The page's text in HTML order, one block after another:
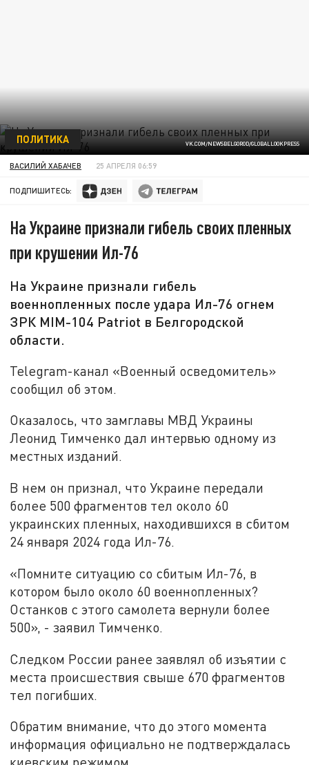
VK.COM/NEWSBELGOROD/GLOBALLOOKPRESS
ПОЛИТИКА
ВАСИЛИЙ ХАБАЧЕВ 25 АПРЕЛЯ 06:59
ПОДПИШИТЕСЬ:
На Украине признали гибель своих пленных
при крушении Ил-76
На Украине признали гибель
военнопленных после удара Ил-76 огнем
ЗРК MIM-104 Patriot в Белгородской
области.
Telegram-канал «Военный осведомитель»
сообщил об этом.
Оказалось, что замглавы МВД Украины
Леонид Тимченко дал интервью одному из
местных изданий.
В нем он признал, что Украине передали
более 500 фрагментов тел около 60
украинских пленных, находившихся в сбитом
24 января 2024 года Ил-76.
«Помните ситуацию со сбитым Ил-76, в
котором было около 60 военнопленных?
Останков с этого самолета вернули более
500», - заявил Тимченко.
Следком России ранее заявлял об изъятии с
места происшествия свыше 670 фрагментов
тел погибших.
Обратим внимание, что до этого момента
информация официально не подтверждалась